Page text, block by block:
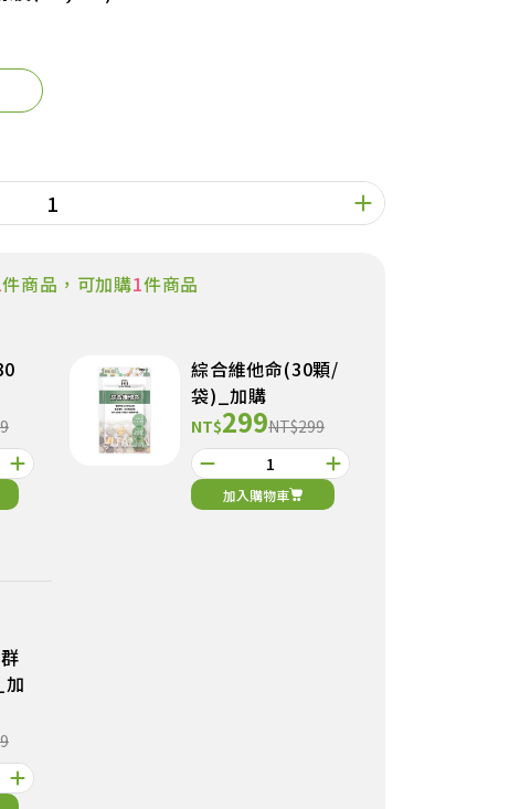
件商品，可加購1件商品
綜合維他命(30顆/
袋)_加購
NT$299NT$299
加入購物車